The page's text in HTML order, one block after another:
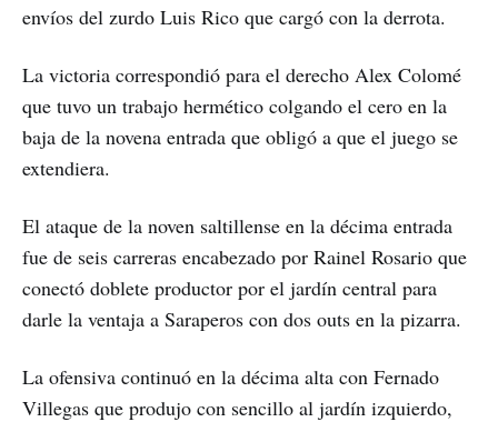
envíos del zurdo Luis Rico que cargó con la derrota.
La victoria correspondió para el derecho Alex Colomé
que tuvo un trabajo hermético colgando el cero en la
baja de la novena entrada que obligó a que el juego se
extendiera.
El ataque de la noven saltillense en la décima entrada
fue de seis carreras encabezado por Rainel Rosario que
conectó doblete productor por el jardín central para
darle la ventaja a Saraperos con dos outs en la pizarra.
La ofensiva continuó en la décima alta con Fernado
Villegas que produjo con sencillo al jardín izquierdo,